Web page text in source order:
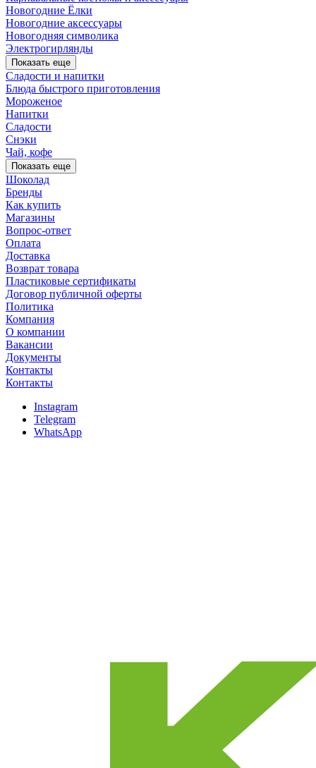
Новогодние Ёлки
Новогодние аксессуары
Новогодняя символика
Электрогирлянды
Показать еще
Сладости и напитки
Блюда быстрого приготовления
Мороженое
Напитки
Сладости
Снэки
Чай, кофе
Показать еще
Шоколад
Бренды
Как купить
Магазины
Вопрос-ответ
Оплата
Доставка
Возврат товара
Пластиковые сертификаты
Договор публичной оферты
Политика
Компания
О компании
Вакансии
Документы
Контакты
Контакты
Instagram
Telegram
WhatsApp